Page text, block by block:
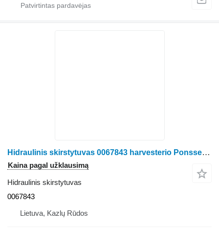
Hidraulinis skirstytuvas 0067843 harvesterio Ponsse FOX
Kaina pagal užklausimą
Hidraulinis skirstytuvas
0067843
Lietuva, Kazlų Rūdos